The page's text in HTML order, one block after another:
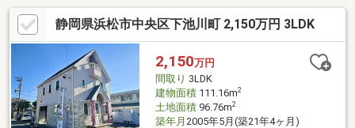
静岡県浜松市中央区下池川町 2,150万円 3LDK
2,150万円
間取り 3LDK
建物面積111.16m2
土地面積96.76m2
築年月 2005年5月(築21年4ヶ月)